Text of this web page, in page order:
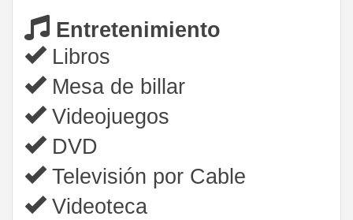
Entretenimiento
Libros
Mesa de billar
Videojuegos
DVD
Televisión por Cable
Videoteca